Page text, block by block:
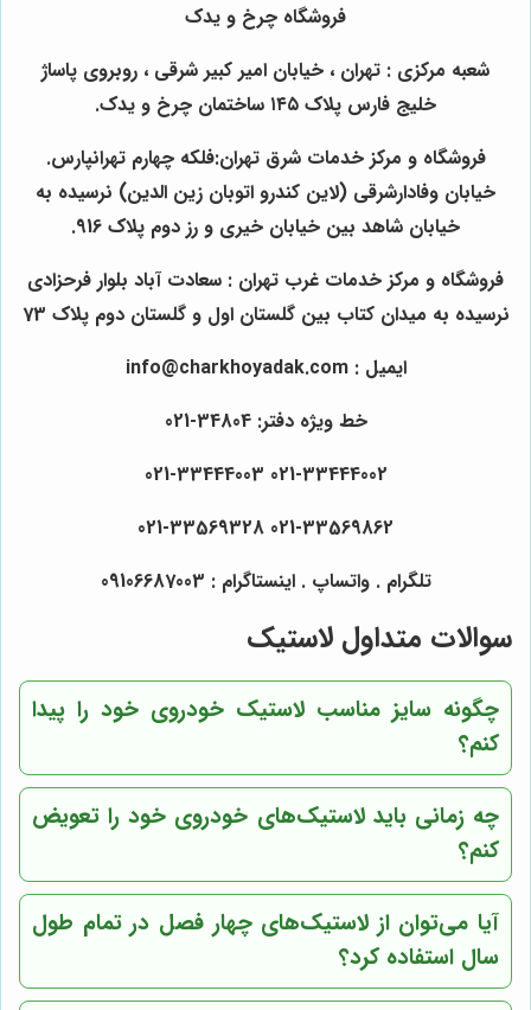
فروشگاه چرخ و یدک
شعبه مرکزی : تهران ، خیابان امیر کبیر شرقی ، روبروی پاساژ
خلیج فارس پلاک ۱۴۵ ساختمان چرخ و یدک.
فروشگاه و مرکز خدمات شرق تهران:فلکه چهارم تهرانپارس.
خیابان وفادارشرقی (لاین کندرو اتوبان زین الدین) نرسیده به
خیابان شاهد بین خیابان خیری و رز دوم پلاک 916.
فروشگاه و مرکز خدمات غرب تهران : سعادت آباد بلوار فرحزادی
نرسیده به میدان کتاب بین گلستان اول و گلستان دوم پلاک 73
ایمیل : info@charkhoyadak.com
خط ویژه دفتر: 34804-021
021-33444002 021-33444003
021-33569862 021-33569328
تلگرام . واتساپ . اینستاگرام : 09106687003
سوالات متداول لاستیک
چگونه سایز مناسب لاستیک خودروی خود را پیدا
کنم؟
چه زمانی باید لاستیک‌های خودروی خود را تعویض
کنم؟
آیا می‌توان از لاستیک‌های چهار فصل در تمام طول
سال استفاده کرد؟